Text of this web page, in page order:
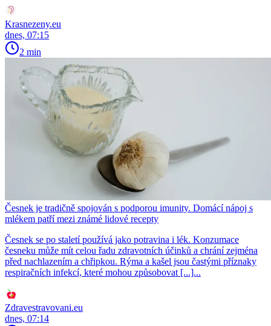
Krasnezeny.eu
dnes, 07:15
2 min
Česnek je tradičně spojován s podporou imunity. Domácí nápoj s
mlékem patří mezi známé lidové recepty
Česnek se po staletí používá jako potravina i lék. Konzumace
česneku může mít celou řadu zdravotních účinků a chrání zejména
před nachlazením a chřipkou. Rýma a kašel jsou častými příznaky
respiračních infekcí, které mohou způsobovat [...]...
Zdravestravovani.eu
dnes, 07:14